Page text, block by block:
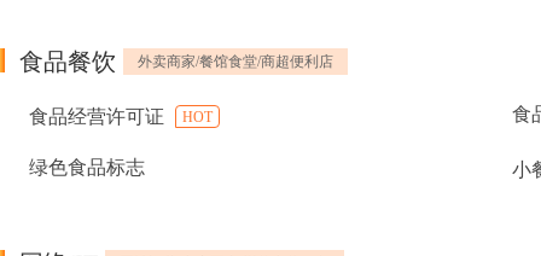
食品餐饮 外卖商家/餐馆食堂/商超便利店
食品经营许可证 HOT 食
绿色食品标志 小